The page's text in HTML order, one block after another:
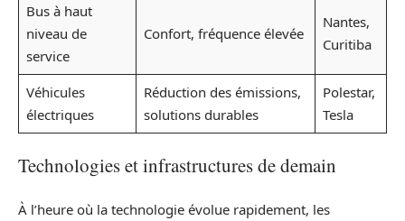
Bus à haut
niveau de
service
Confort, fréquence élevée
Nantes,
Curitiba
Véhicules
électriques
Réduction des émissions,
solutions durables
Polestar,
Tesla
Technologies et infrastructures de demain
À l’heure où la technologie évolue rapidement, les